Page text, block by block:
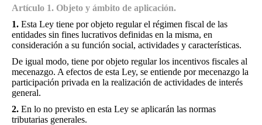
Artículo 1. Objeto y ámbito de aplicación.
1. Esta Ley tiene por objeto regular el régimen fiscal de las
entidades sin fines lucrativos definidas en la misma, en
consideración a su función social, actividades y características.
De igual modo, tiene por objeto regular los incentivos fiscales al
mecenazgo. A efectos de esta Ley, se entiende por mecenazgo la
participación privada en la realización de actividades de interés
general.
2. En lo no previsto en esta Ley se aplicarán las normas
tributarias generales.